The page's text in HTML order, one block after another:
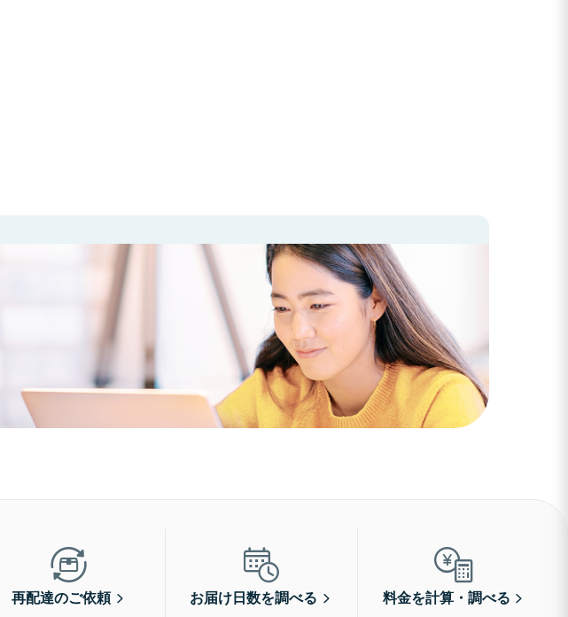
再配達のご依頼 お届け日数を調べる 料金を計算・調べる